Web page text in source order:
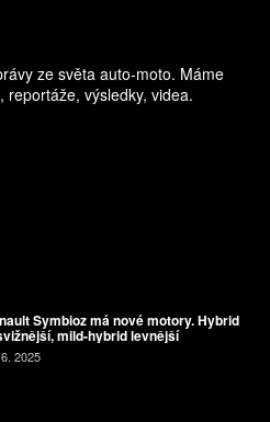
ze světa auto-moto. Máme
výsledky, videa.
Symbioz má nové motory. Hybrid
mild-hybrid levnější
2025